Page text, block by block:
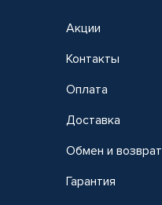
Акции
Контакты
Оплата
Доставка
Обмен и возврат
Гарантия